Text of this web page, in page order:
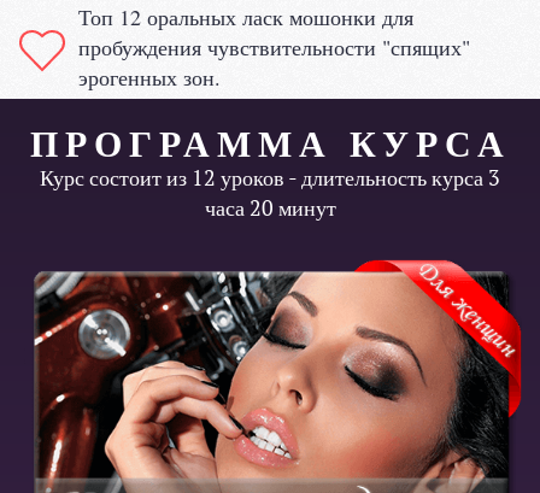
Топ 12 оральных ласк мошонки для
пробуждения чувствительности "спящих"
эрогенных зон.
ПРОГРАММА КУРСА
Курс состоит из 12 уроков - длительность курса 3
часа 20 минут
Узнай золотые правила минета
Купить курс